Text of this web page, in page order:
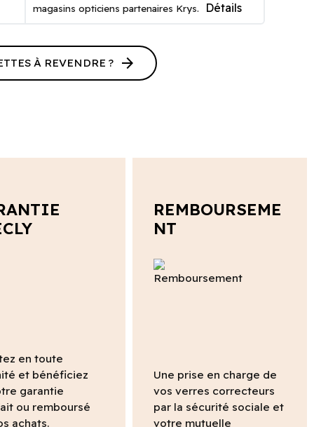
magasins opticiens partenaires Krys.
Détails
À REVENDRE ? arrow_forward
en toute
et bénéficiez
garantie
ou remboursé
achats.
REMBOURSEME
NT
Une prise en charge de
vos verres correcteurs
par la sécurité sociale et
votre mutuelle